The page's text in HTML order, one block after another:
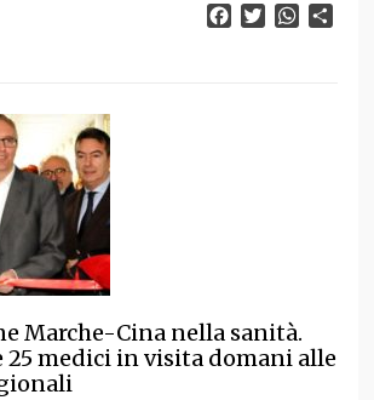
FacebookTwitter
Marche-Cina nella sanità.
25 medici in visita domani alle